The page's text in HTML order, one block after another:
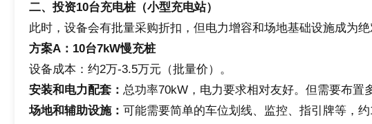
二、投资10台充电桩（小型充电站）
此时，设备会有批量采购折扣，但电力增容和场地基础设施成为绝
方案A：10台7kW慢充桩
设备成本：约2万-3.5万元（批量价）。
安装和电力配套： 总功率70kW，电力要求相对友好。但需要布置
场地和辅助设施： 可能需要简单的车位划线、监控、指引牌等，约
6
5